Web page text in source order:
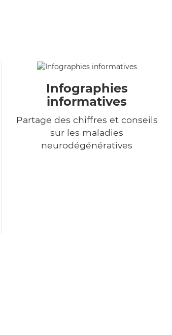
Infographies
informatives
Partage des chiffres et conseils
sur les maladies
neurodégénératives